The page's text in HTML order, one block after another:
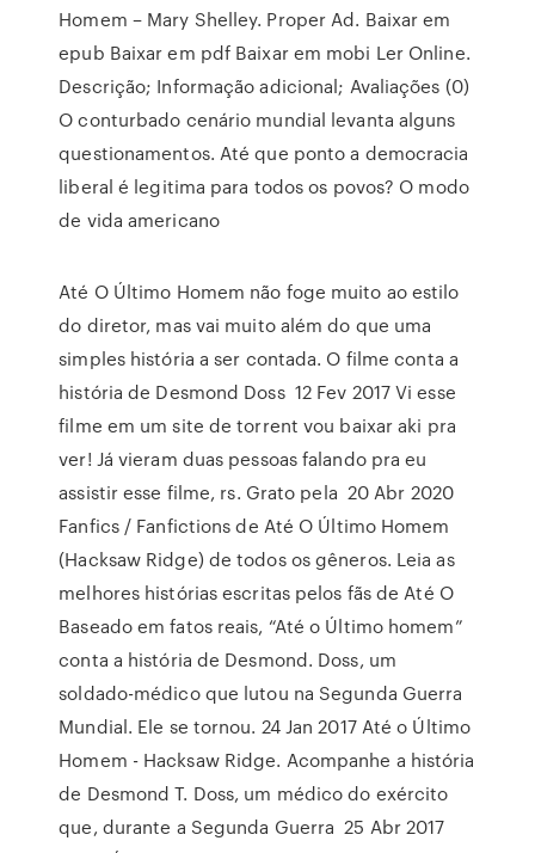
Homem – Mary Shelley. Proper Ad. Baixar em
epub Baixar em pdf Baixar em mobi Ler Online.
Descrição; Informação adicional; Avaliações (0)
O conturbado cenário mundial levanta alguns
questionamentos. Até que ponto a democracia
liberal é legitima para todos os povos? O modo
de vida americano
Até O Último Homem não foge muito ao estilo
do diretor, mas vai muito além do que uma
simples história a ser contada. O filme conta a
história de Desmond Doss 12 Fev 2017 Vi esse
filme em um site de torrent vou baixar aki pra
ver! Já vieram duas pessoas falando pra eu
assistir esse filme, rs. Grato pela 20 Abr 2020
Fanfics / Fanfictions de Até O Último Homem
(Hacksaw Ridge) de todos os gêneros. Leia as
melhores histórias escritas pelos fãs de Até O
Baseado em fatos reais, “Até o Último homem”
conta a história de Desmond. Doss, um
soldado-médico que lutou na Segunda Guerra
Mundial. Ele se tornou. 24 Jan 2017 Até o Último
Homem - Hacksaw Ridge. Acompanhe a história
de Desmond T. Doss, um médico do exército
que, durante a Segunda Guerra 25 Abr 2017